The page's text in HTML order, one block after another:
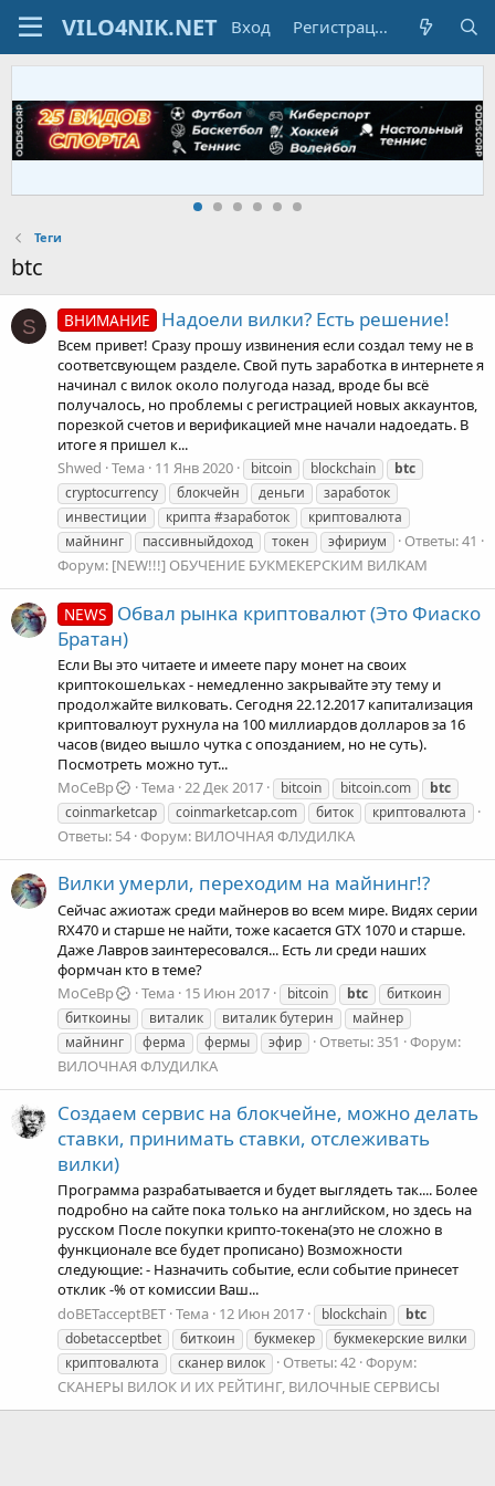
Вход Регистрация
Теги
btc
S ВНИМАНИЕ Надоели вилки? Есть решение!
Всем привет! Сразу прошу извинения если создал тему не в
соответсвующем разделе. Свой путь заработка в интернете я
начинал с вилок около полугода назад, вроде бы всё
получалось, но проблемы с регистрацией новых аккаунтов,
порезкой счетов и верификацией мне начали надоедать. В
итоге я пришел к...
Shwed Тема 11 Янв 2020 bitcoin blockchain
btc
cryptocurrency
блокчейн деньги
заработок
инвестиции
крипта #заработок
криптовалюта
майнинг
пассивныйдоход токен эфириум
Ответы: 41
Форум: [NEW!!!] ОБУЧЕНИЕ БУКМЕКЕРСКИМ ВИЛКАМ
NEWS Обвал рынка криптовалют (Это Фиаско
Братан)
Если Вы это читаете и имеете пару монет на своих
криптокошельках - немедленно закрывайте эту тему и
продолжайте вилковать. Сегодня 22.12.2017 капитализация
криптовалюут рухнула на 100 миллиардов долларов за 16
часов (видео вышло чутка с опозданием, но не суть).
Посмотреть можно тут...
MoCeBp
Тема 22 Дек 2017 bitcoin bitcoin.com
btc
coinmarketcap
coinmarketcap.com биток криптовалюта
Ответы: 54 Форум: ВИЛОЧНАЯ ФЛУДИЛКА
Вилки умерли, переходим на майнинг!?
Сейчас ажиотаж среди майнеров во всем мире. Видях серии
RX470 и старше не найти, тоже касается GTX 1070 и старше.
Даже Лавров заинтересовался... Есть ли среди наших
формчан кто в теме?
MoCeBp
Тема 15 Июн 2017 bitcoin btc
биткоин
биткоины
виталик виталик бутерин
майнер
майнинг
ферма фермы эфир Ответы: 351
Форум:
ВИЛОЧНАЯ ФЛУДИЛКА
Создаем сервис на блокчейне, можно делать
ставки, принимать ставки, отслеживать
вилки)
Программа разрабатывается и будет выглядеть так.... Более
подробно на сайте пока только на английском, но здесь на
русском После покупки крипто-токена(это не сложно в
функционале все будет прописано) Возможности
следующие: - Назначить событие, если событие принесет
отклик -% от комиссии Ваш...
doBETacceptBET Тема 12 Июн 2017 blockchain
btc
dobetacceptbet
биткоин букмекер
букмекерские вилки
криптовалюта
сканер вилок Ответы: 42 Форум:
СКАНЕРЫ ВИЛОК И ИХ РЕЙТИНГ, ВИЛОЧНЫЕ СЕРВИСЫ